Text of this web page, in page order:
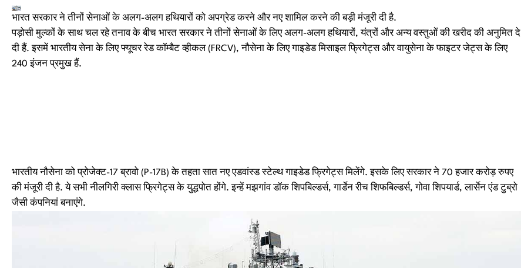
भारत सरकार ने तीनों सेनाओं के अलग-अलग हथियारों को अपग्रेड करने और नए शामिल करने की बड़ी मंजूरी दी है.
पड़ोसी मुल्कों के साथ चल रहे तनाव के बीच भारत सरकार ने तीनों सेनाओं के लिए अलग-अलग हथियारों, यंत्रों और अन्य वस्तुओं की खरीद की अनुमित दे
दी हैं. इसमें भारतीय सेना के लिए फ्यूचर रेड कॉम्बैट व्हीकल (FRCV), नौसेना के लिए गाइडेड मिसाइल फ्रिगेट्स और वायुसेना के फाइटर जेट्स के लिए
240 इंजन प्रमुख हैं.
भारतीय नौसेना को प्रोजेक्ट-17 ब्रावो (P-17B) के तहता सात नए एडवांस्ड स्टेल्थ गाइडेड फ्रिगेट्स मिलेंगे. इसके लिए सरकार ने 70 हजार करोड़ रुपए
की मंजूरी दी है. ये सभी नीलगिरी क्लास फ्रिगेट्स के युद्धपोत होंगे. इन्हें मझगांव डॉक शिपबिल्डर्स, गार्डेन रीच शिफबिल्डर्स, गोवा शिपयार्ड, लार्सेन एंड टुब्रो
जैसी कंपनियां बनाएंगे.